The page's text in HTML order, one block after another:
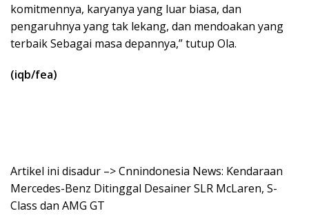
komitmennya, karyanya yang luar biasa, dan
pengaruhnya yang tak lekang, dan mendoakan yang
terbaik Sebagai masa depannya,” tutup Ola.
(iqb/fea)
Artikel ini disadur –> Cnnindonesia News: Kendaraan
Mercedes-Benz Ditinggal Desainer SLR McLaren, S-
Class dan AMG GT